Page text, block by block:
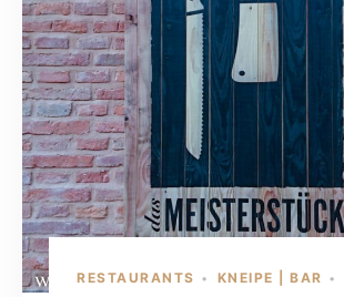
RESTAURANTS • KNEIPE | BAR •